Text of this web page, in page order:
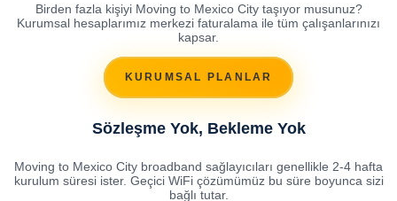
Birden fazla kişiyi Moving to Mexico City taşıyor musunuz?
Kurumsal hesaplarımız merkezi faturalama ile tüm çalışanlarınızı
kapsar.
KURUMSAL PLANLAR
Sözleşme Yok, Bekleme Yok
Moving to Mexico City broadband sağlayıcıları genellikle 2-4 hafta
kurulum süresi ister. Geçici WiFi çözümümüz bu süre boyunca sizi
bağlı tutar.